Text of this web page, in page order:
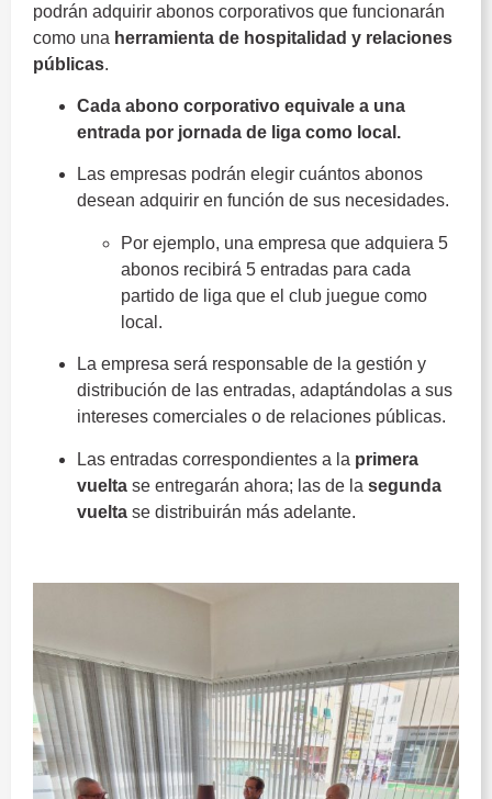
podrán adquirir abonos corporativos que funcionarán
como una herramienta de hospitalidad y relaciones
públicas.
Cada abono corporativo equivale a una
entrada por jornada de liga como local.
Las empresas podrán elegir cuántos abonos
desean adquirir en función de sus necesidades.
Por ejemplo, una empresa que adquiera 5
abonos recibirá 5 entradas para cada
partido de liga que el club juegue como
local.
La empresa será responsable de la gestión y
distribución de las entradas, adaptándolas a sus
intereses comerciales o de relaciones públicas.
Las entradas correspondientes a la primera
vuelta se entregarán ahora; las de la segunda
vuelta se distribuirán más adelante.